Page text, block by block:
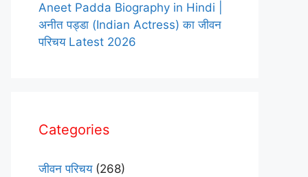
Aneet Padda Biography in Hindi |
अनीत पड्डा (Indian Actress) का जीवन
परिचय Latest 2026
Categories
जीवन परिचय(268)